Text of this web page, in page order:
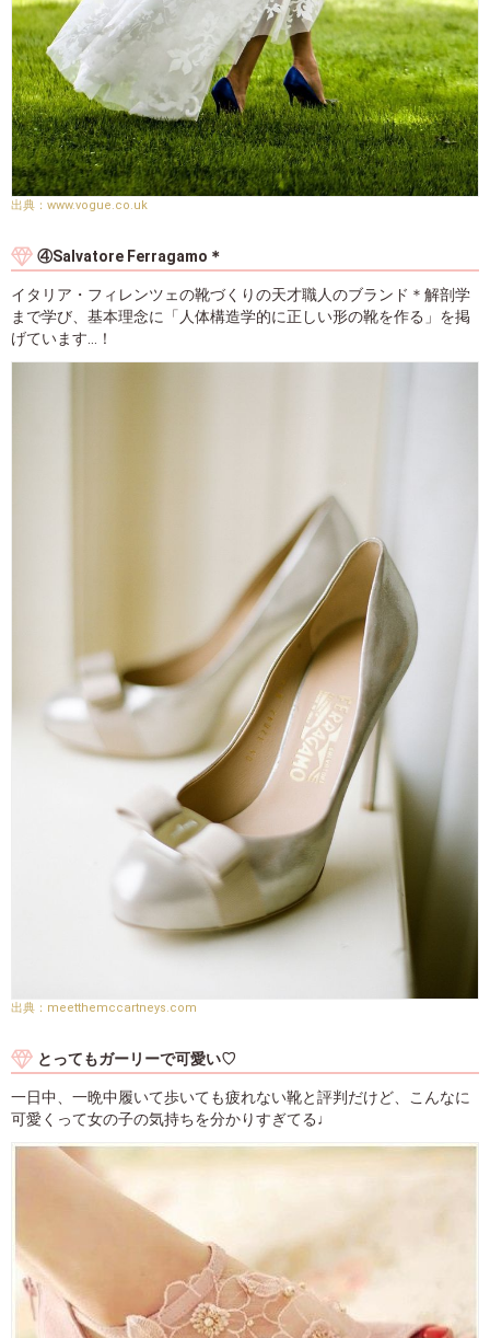
www.vogue.co.uk
④Salvatore Ferragamo＊
イタリア・フィレンツェの靴づくりの天才職人のブランド＊解剖学
まで学び、基本理念に「人体構造学的に正しい形の靴を作る」を掲
げています...！
meetthemccartneys.com
とってもガーリーで可愛い♡
一日中、一晩中履いて歩いても疲れない靴と評判だけど、こんなに
可愛くって女の子の気持ちを分かりすぎてる♩